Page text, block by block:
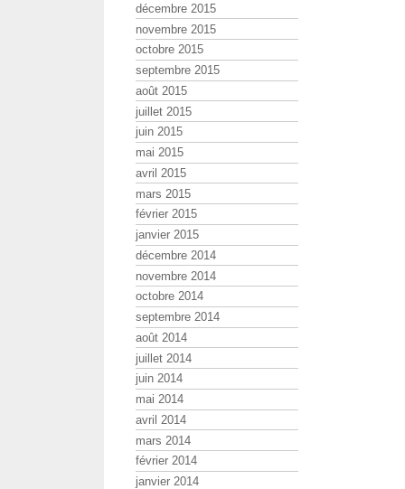
décembre 2015
novembre 2015
octobre 2015
septembre 2015
août 2015
juillet 2015
juin 2015
mai 2015
avril 2015
mars 2015
février 2015
janvier 2015
décembre 2014
novembre 2014
octobre 2014
septembre 2014
août 2014
juillet 2014
juin 2014
mai 2014
avril 2014
mars 2014
février 2014
janvier 2014